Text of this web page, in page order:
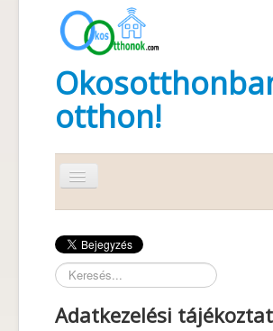
otthon!
Navigáció
Szolgáltatások
Termékek
Kapcsolat
Keresés...
Adatkezelési